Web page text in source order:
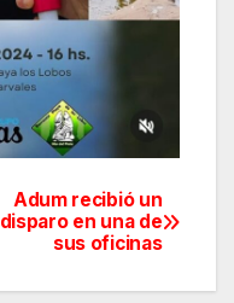
Adum recibió un
disparo en una de
sus oficinas